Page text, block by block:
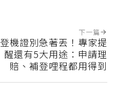
下一篇
登機證別急著丟！專家提
醒還有5大用途：申請理
賠、補登哩程都用得到